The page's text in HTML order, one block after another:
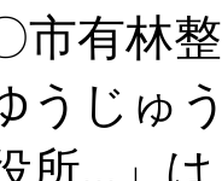
市有林
うじゅ